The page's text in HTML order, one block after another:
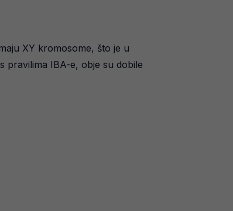
XY kromosome, što je u
pravilima IBA-e, obje su dobile